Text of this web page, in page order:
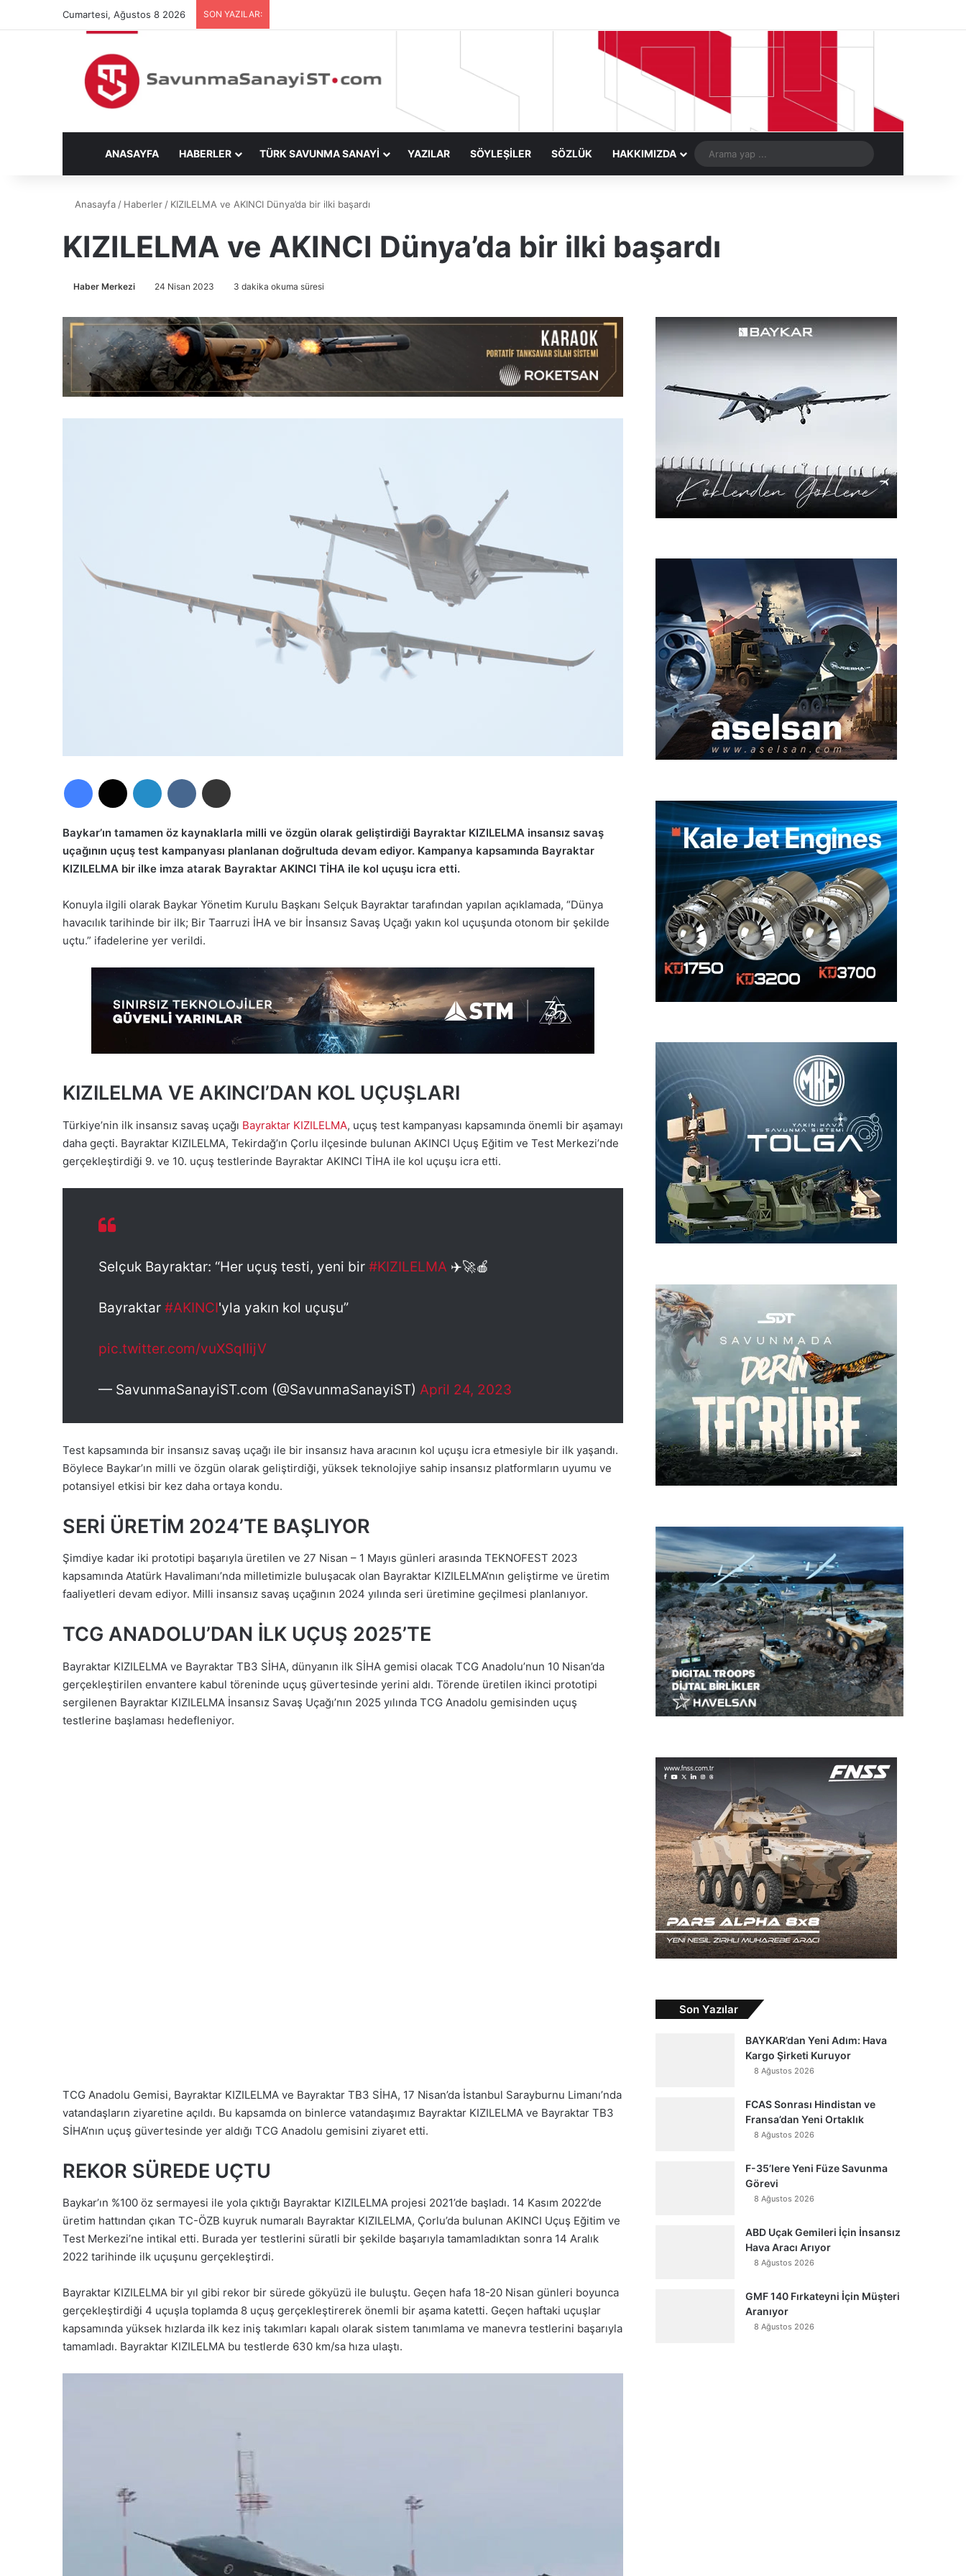
Cumartesi, Ağustos 8 2026 SON YAZILAR:
ANASAYFA HABERLER TÜRK SAVUNMA SANAYİ YAZILAR SÖYLEŞİLER SÖZLÜK HAKKIMIZDA
yap
Anasayfa/ Haberler/ KIZILELMA ve AKINCI Dünya’da bir ilki başardı
KIZILELMA ve AKINCI Dünya’da bir ilki başardı
Haber Merkezi 24 Nisan 2023 3 dakika okuma süresi
Baykar’ın tamamen öz kaynaklarla milli ve özgün olarak geliştirdiği Bayraktar KIZILELMA insansız savaş
uçağının uçuş test kampanyası planlanan doğrultuda devam ediyor. Kampanya kapsamında Bayraktar
KIZILELMA bir ilke imza atarak Bayraktar AKINCI TİHA ile kol uçuşu icra etti.
Konuyla ilgili olarak Baykar Yönetim Kurulu Başkanı Selçuk Bayraktar tarafından yapılan açıklamada, “Dünya
havacılık tarihinde bir ilk; Bir Taarruzi İHA ve bir İnsansız Savaş Uçağı yakın kol uçuşunda otonom bir şekilde
uçtu.” ifadelerine yer verildi.
KIZILELMA VE AKINCI’DAN KOL UÇUŞLARI
Türkiye’nin ilk insansız savaş uçağı Bayraktar KIZILELMA, uçuş test kampanyası kapsamında önemli bir aşamayı
daha geçti. Bayraktar KIZILELMA, Tekirdağ’ın Çorlu ilçesinde bulunan AKINCI Uçuş Eğitim ve Test Merkezi’nde
gerçekleştirdiği 9. ve 10. uçuş testlerinde Bayraktar AKINCI TİHA ile kol uçuşu icra etti.
Selçuk Bayraktar: “Her uçuş testi, yeni bir #KIZILELMA ✈️🚀🍎
Bayraktar #AKINCI'yla yakın kol uçuşu”
pic.twitter.com/vuXSqIIijV
— SavunmaSanayiST.com (@SavunmaSanayiST) April 24, 2023
Test kapsamında bir insansız savaş uçağı ile bir insansız hava aracının kol uçuşu icra etmesiyle bir ilk yaşandı.
Böylece Baykar’ın milli ve özgün olarak geliştirdiği, yüksek teknolojiye sahip insansız platformların uyumu ve
potansiyel etkisi bir kez daha ortaya kondu.
SERİ ÜRETİM 2024’TE BAŞLIYOR
Şimdiye kadar iki prototipi başarıyla üretilen ve 27 Nisan – 1 Mayıs günleri arasında TEKNOFEST 2023
kapsamında Atatürk Havalimanı’nda milletimizle buluşacak olan Bayraktar KIZILELMA’nın geliştirme ve üretim
faaliyetleri devam ediyor. Milli insansız savaş uçağının 2024 yılında seri üretimine geçilmesi planlanıyor.
TCG ANADOLU’DAN İLK UÇUŞ 2025’TE
Bayraktar KIZILELMA ve Bayraktar TB3 SİHA, dünyanın ilk SİHA gemisi olacak TCG Anadolu’nun 10 Nisan’da
gerçekleştirilen envantere kabul töreninde uçuş güvertesinde yerini aldı. Törende üretilen ikinci prototipi
sergilenen Bayraktar KIZILELMA İnsansız Savaş Uçağı’nın 2025 yılında TCG Anadolu gemisinden uçuş
testlerine başlaması hedefleniyor.
TCG Anadolu Gemisi, Bayraktar KIZILELMA ve Bayraktar TB3 SİHA, 17 Nisan’da İstanbul Sarayburnu Limanı’nda
vatandaşların ziyaretine açıldı. Bu kapsamda on binlerce vatandaşımız Bayraktar KIZILELMA ve Bayraktar TB3
SİHA’nın uçuş güvertesinde yer aldığı TCG Anadolu gemisini ziyaret etti.
REKOR SÜREDE UÇTU
Baykar’ın %100 öz sermayesi ile yola çıktığı Bayraktar KIZILELMA projesi 2021’de başladı. 14 Kasım 2022’de
üretim hattından çıkan TC-ÖZB kuyruk numaralı Bayraktar KIZILELMA, Çorlu’da bulunan AKINCI Uçuş Eğitim ve
Test Merkezi’ne intikal etti. Burada yer testlerini süratli bir şekilde başarıyla tamamladıktan sonra 14 Aralık
2022 tarihinde ilk uçuşunu gerçekleştirdi.
Bayraktar KIZILELMA bir yıl gibi rekor bir sürede gökyüzü ile buluştu. Geçen hafa 18-20 Nisan günleri boyunca
gerçekleştirdiği 4 uçuşla toplamda 8 uçuş gerçekleştirerek önemli bir aşama katetti. Geçen haftaki uçuşlar
kapsamında yüksek hızlarda ilk kez iniş takımları kapalı olarak sistem tanımlama ve manevra testlerini başarıyla
tamamladı. Bayraktar KIZILELMA bu testlerde 630 km/sa hıza ulaştı.
Son Yazılar
BAYKAR’dan Yeni Adım: Hava
Kargo Şirketi Kuruyor
8 Ağustos 2026
FCAS Sonrası Hindistan ve
Fransa’dan Yeni Ortaklık
8 Ağustos 2026
F-35’lere Yeni Füze Savunma
Görevi
8 Ağustos 2026
ABD Uçak Gemileri İçin İnsansız
Hava Aracı Arıyor
8 Ağustos 2026
GMF 140 Fırkateyni İçin Müşteri
Aranıyor
8 Ağustos 2026